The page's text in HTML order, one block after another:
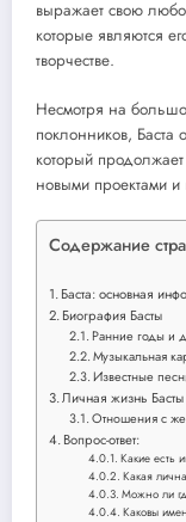
выражает свою
которые являются
творчестве.
Несмотря на
поклонников, Баста
который
новыми проектами и
Содержание
Баста: основная
Биография Басты
Ранние годы и
Музыкальная
Известные
Личная жизнь Басты
Отношения с
Вопрос-ответ:
Какие есть
Какая
Можно ли
Каковы